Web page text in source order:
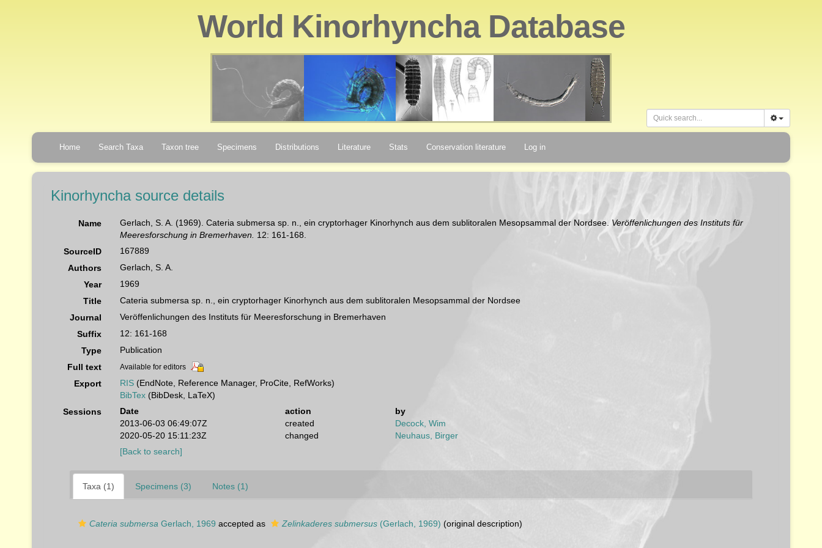
World Kinorhyncha Database
Home Search Taxa Taxon tree Specimens Distributions Literature Stats Conservation literature Log in
Kinorhyncha source details
Name Gerlach, S. A. (1969). Cateria submersa sp. n., ein cryptorhager Kinorhynch aus dem sublitoralen Mesopsammal der Nordsee. Veröffenlichungen des Instituts für
Meeresforschung in Bremerhaven.
12: 161-168.
SourceID
167889
Authors
Gerlach, S. A.
Year
1969
Title
Cateria submersa sp. n., ein cryptorhager Kinorhynch aus dem sublitoralen Mesopsammal der Nordsee
Journal
Veröffenlichungen des Instituts für Meeresforschung in Bremerhaven
Suffix
12: 161-168
Type
Publication
Full text
Available for editors
Export RIS (EndNote, Reference Manager, ProCite, RefWorks)
BibTex (BibDesk, LaTeX)
Sessions
Date action
by
2013-06-03 06:49:07Z
created
Decock, Wim
2020-05-20 15:11:23Z
changed
Neuhaus, Birger
[Back to search]
Taxa (1) Specimens (3) Notes (1)
Cateria submersa Gerlach, 1969 accepted as Zelinkaderes submersus (Gerlach, 1969) (original description)